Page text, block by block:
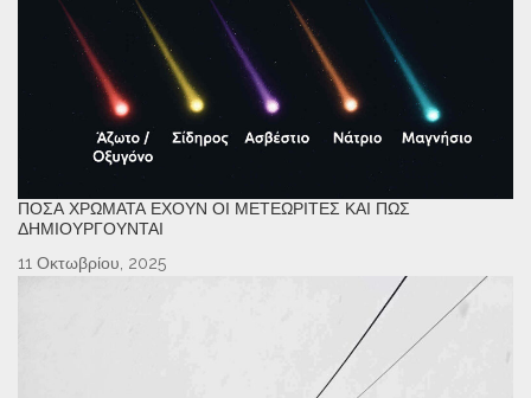
ΠΌΣΑ ΧΡΏΜΑΤΑ ΈΧΟΥΝ ΟΙ ΜΕΤΕΩΡΊΤΕΣ ΚΑΙ ΠΏΣ
ΔΗΜΙΟΥΡΓΟΎΝΤΑΙ
11 Οκτωβρίου, 2025